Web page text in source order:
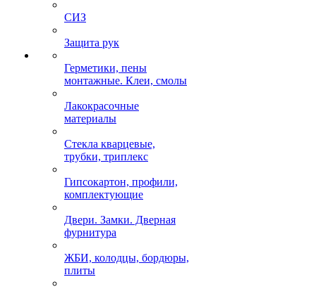
СИЗ
Защита рук
Герметики, пены
монтажные. Клеи, смолы
Лакокрасочные
материалы
Стекла кварцевые,
трубки, триплекс
Гипсокартон, профили,
комплектующие
Двери. Замки. Дверная
фурнитура
ЖБИ, колодцы, бордюры,
плиты